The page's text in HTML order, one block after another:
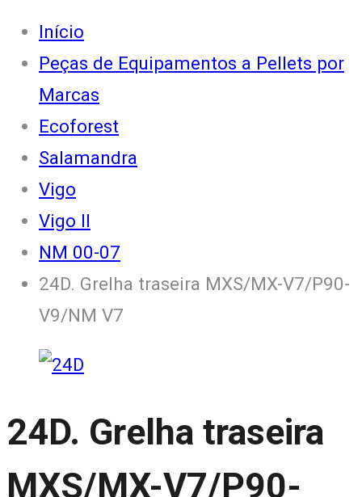
Início
Peças de Equipamentos a Pellets por
Marcas
Ecoforest
Salamandra
Vigo
Vigo II
NM 00-07
24D. Grelha traseira MXS/MX-V7/P90-
V9/NM V7
24D. Grelha traseira
MXS/MX-V7/P90-